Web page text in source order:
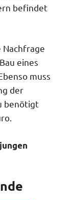
befindet
Nachfrage
eines
muss
der
benötigt